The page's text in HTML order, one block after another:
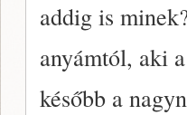
addig is
anyámtól, aki
később a